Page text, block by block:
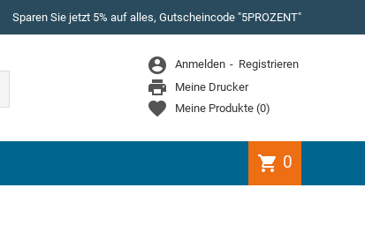
Sparen Sie jetzt 5% auf alles, Gutscheincode "5PROZENT"
Anmelden
Registrieren
Meine Drucker
Meine Produkte (0)
shopping_cart 0
WEITER EINKAUFEN
Es gibt keine Artikel mehr in Ihrem Warenkorb